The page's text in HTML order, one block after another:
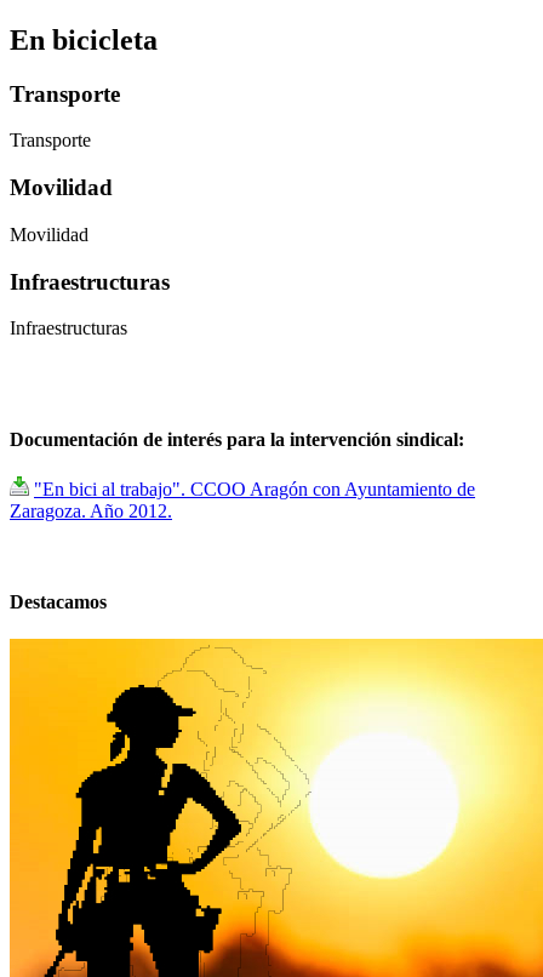
En bicicleta
Transporte
Transporte
Movilidad
Movilidad
Infraestructuras
Infraestructuras
Documentación de interés para la intervención sindical:
"En bici al trabajo". CCOO Aragón con Ayuntamiento de
Zaragoza. Año 2012.
Destacamos